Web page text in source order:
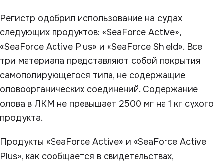
Регистр одобрил использование на судах
следующих продуктов: «SeaForce Active»,
«SeaForce Active Plus» и «SeaForce Shield». Все
три материала представляют собой покрытия
самополирующегося типа, не содержащие
оловоорганических соединений. Содержание
олова в ЛКМ не превышает 2500 мг на 1 кг сухого
продукта.
Продукты «SeaForce Active» и «SeaForce Active
Plus», как сообщается в свидетельствах,